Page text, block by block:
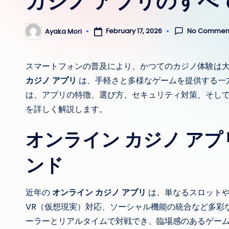
Posted
by
Ayaka Mori February 17, 2026 No
スマートフォンの普及により、かつてのカジノ体験
カジノ アプリ は、手軽さと多様なゲームを提供する
は、アプリの特徴、選び方、セキュリティ対策、そし
を詳しく解説します。
オンライン カジノ ア
ンド
近年のオンライン カジノ アプリ は、単なるスロット
VR（仮想現実）対応、ソーシャル機能の統合など多
ーラーとリアルタイムで対戦でき、臨場感のあるゲー